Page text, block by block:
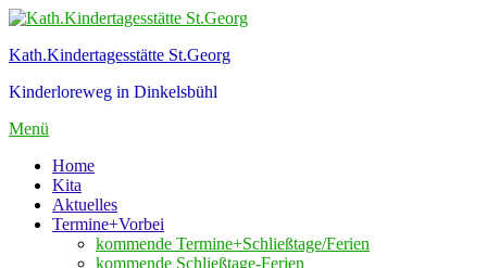
Zum
springen
Kath.Kindertagesstätte St.Georg
Kinderloreweg in Dinkelsbühl
Menü
Home
Kita
Aktuelles
Termine+Vorbei
kommende Termine+Schließtage/Ferien
kommende Schließtage-Ferien